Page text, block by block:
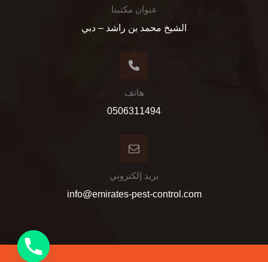
عنوان مكتبنا
الشيخ محمد بن راشد – دبي
هاتف
0506311494
بريد إلكتروني
info@emirates-pest-control.com